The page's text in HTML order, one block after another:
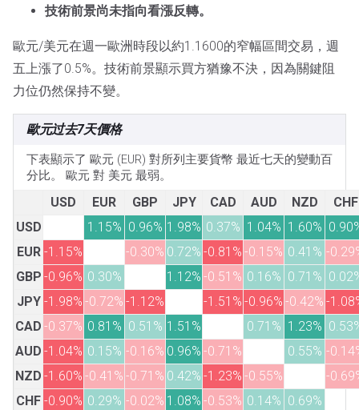
技術前景尚未指向看漲反轉。
歐元/美元在週一歐洲時段以約1.1600的窄幅區間交易，週
五上漲了0.5%。技術前景顯示買方猶豫不決，因為關鍵阻
力位仍然保持不變。
歐元过去7天價格
下表顯示了 歐元 (EUR) 對所列主要貨幣 最近七天的變動百
分比。 歐元 對 美元 最弱。
USD EUR GBP JPY CAD AUD NZD
CHF
USD
1.15% 0.96% 1.98% 0.37% 1.04% 1.60%
EUR -1.15% -0.30% 0.72% -0.81% -0.15% 0.41% -
GBP -0.96% 0.30% 1.12% -0.51% 0.16% 0.71%
JPY -1.98% -0.72% -1.12% -1.51% -0.96% -0.42% -
CAD -0.37% 0.81% 0.51% 1.51% 0.71% 1.23%
AUD -1.04% 0.15% -0.16% 0.96% -0.71% 0.55% -
NZD -1.60% -0.41% -0.71% 0.42% -1.23% -0.55%
-
CHF -0.90% 0.29% -0.02% 1.08% -0.53% 0.14% 0.69%